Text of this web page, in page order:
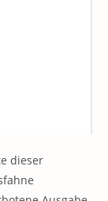
dieser